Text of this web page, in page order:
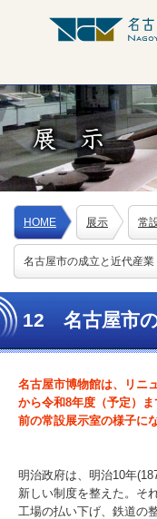
HOME 展示 常
名古屋市の成立と近代産業
12 名古屋市
名古屋市博物館は、リニ
から令和8年度（予定）
前の常設展示室の様子に
明治政府は、明治10年
新しい制度を整えた。そ
工場の払い下げ、鉄道の